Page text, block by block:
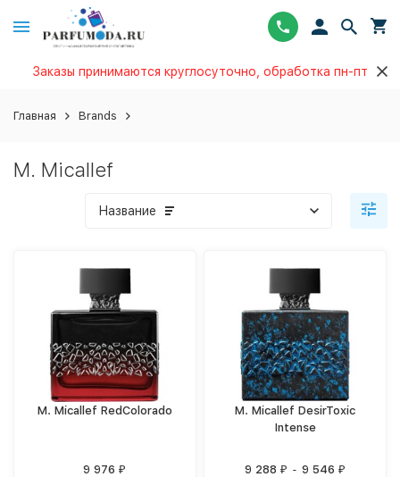
Заказы принимаются круглосуточно, обработка пн-пт
Главная Brands
M. Micallef
Название
M. Micallef RedColorado
9 976₽
M. Micallef DesirToxic
Intense
9 288₽ - 9 546₽